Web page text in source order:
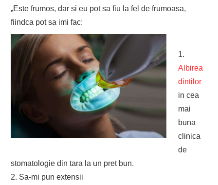
„Este frumos, dar si eu pot sa fiu la fel de frumoasa,
fiindca pot sa imi fac:
1.
Albirea
dintilor
in cea
mai
buna
clinica
de
stomatologie din tara la un pret bun.
2. Sa-mi pun extensii